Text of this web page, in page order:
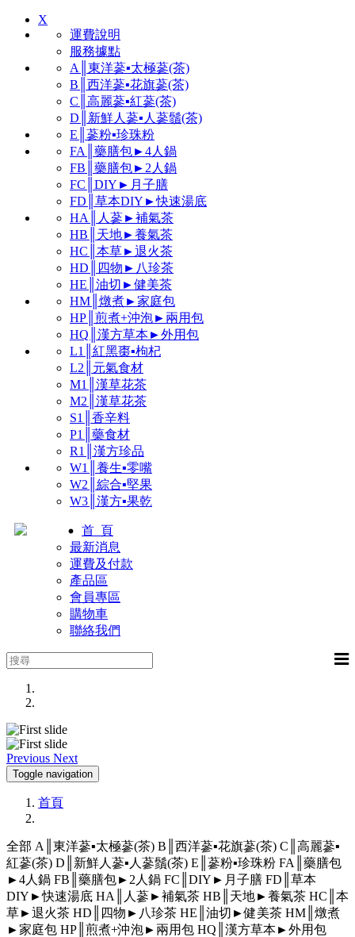
X
運費說明
服務據點
A║東洋蔘▪太極蔘(茶)
B║西洋蔘▪花旗蔘(茶)
C║高麗蔘▪紅蔘(茶)
D║新鮮人蔘▪人蔘鬚(茶)
E║蔘粉▪珍珠粉
FA║藥膳包►4人鍋
FB║藥膳包►2人鍋
FC║DIY►月子膳
FD║草本DIY►快速湯底
HA║人蔘►補氣茶
HB║天地►養氣茶
HC║本草►退火茶
HD║四物►八珍茶
HE║油切►健美茶
HM║燉煮►家庭包
HP║煎煮+沖泡►兩用包
HQ║漢方草本►外用包
L1║紅黑棗▪枸杞
L2║元氣食材
M1║漢草花茶
M2║漢草花茶
S1║香辛料
P1║藥食材
R1║漢方珍品
W1║養生▪零嘴
W2║綜合▪堅果
W3║漢方▪果乾
首 頁
最新消息
運費及付款
產品區
會員專區
購物車
聯絡我們
Previous Next
Toggle navigation
首頁
全部 A║東洋蔘▪太極蔘(茶) B║西洋蔘▪花旗蔘(茶) C║高麗蔘▪
紅蔘(茶) D║新鮮人蔘▪人蔘鬚(茶) E║蔘粉▪珍珠粉 FA║藥膳包
►4人鍋 FB║藥膳包►2人鍋 FC║DIY►月子膳 FD║草本
DIY►快速湯底 HA║人蔘►補氣茶 HB║天地►養氣茶 HC║本
草►退火茶 HD║四物►八珍茶 HE║油切►健美茶 HM║燉煮
►家庭包 HP║煎煮+沖泡►兩用包 HQ║漢方草本►外用包